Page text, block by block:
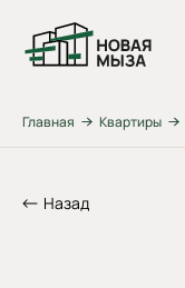
Главная Квартиры
Назад